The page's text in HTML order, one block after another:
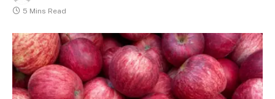
5 Mins Read